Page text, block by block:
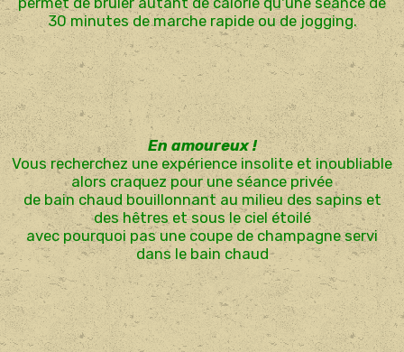
30 minutes de marche rapide ou de jogging.
En amoureux !
Vous recherchez une expérience insolite et inoubliable
alors craquez pour une séance privée
de bain chaud bouillonnant au milieu des sapins et
des hêtres et sous le ciel étoilé
avec pourquoi pas une coupe de champagne servi
dans le bain chaud